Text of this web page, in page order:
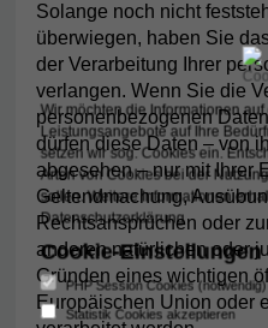
Solange noch nicht
überwiegen, haben Sie
der Verarbeitung Ihrer
verlangen. Wenn Sie die
personenbezogenen
dürfen diese Daten – von
abgesehen – nur mit Ihrer
Geltendmachung,
Rechtsansprüchen oder
anderen natürlichen oder
Gründen eines wichtigen
Europäischen Union oder
Wir möchten die Informationen
Leistungsangebote auf Ihre
setzen wir sog. Cookies ein.
Arten von Cookies bei der
sollen.Weitere Informationen
Datenschutzerklärung
Cookie-Einstellungen
PHP Session Cookies
Statistik Cookies akzeptieren